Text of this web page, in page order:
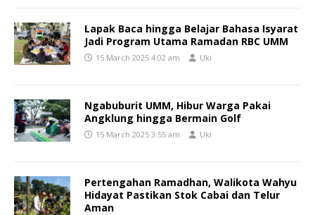
Lapak Baca hingga Belajar Bahasa Isyarat
Jadi Program Utama Ramadan RBC UMM
15 March 2025 4:02 am Uki
Ngabuburit UMM, Hibur Warga Pakai
Angklung hingga Bermain Golf
15 March 2025 3:55 am Uki
Pertengahan Ramadhan, Walikota Wahyu
Hidayat Pastikan Stok Cabai dan Telur
Aman